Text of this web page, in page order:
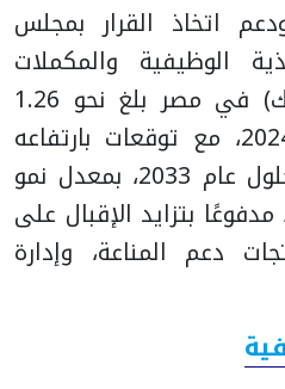
اتخاذ القرار بمجلس
الوظيفية والمكملات
(النيوتراسيوتيك) في مصر بلغ نحو 1.26
مليار دولار خلال عام 2024، مع توقعات بارتفاعه
إلى 2.44 مليار دولار بحلول عام 2033، بمعدل نمو
مركب يبلغ 7.7%، مدفوعًا بتزايد الإقبال على
دعم المناعة، وإدارة